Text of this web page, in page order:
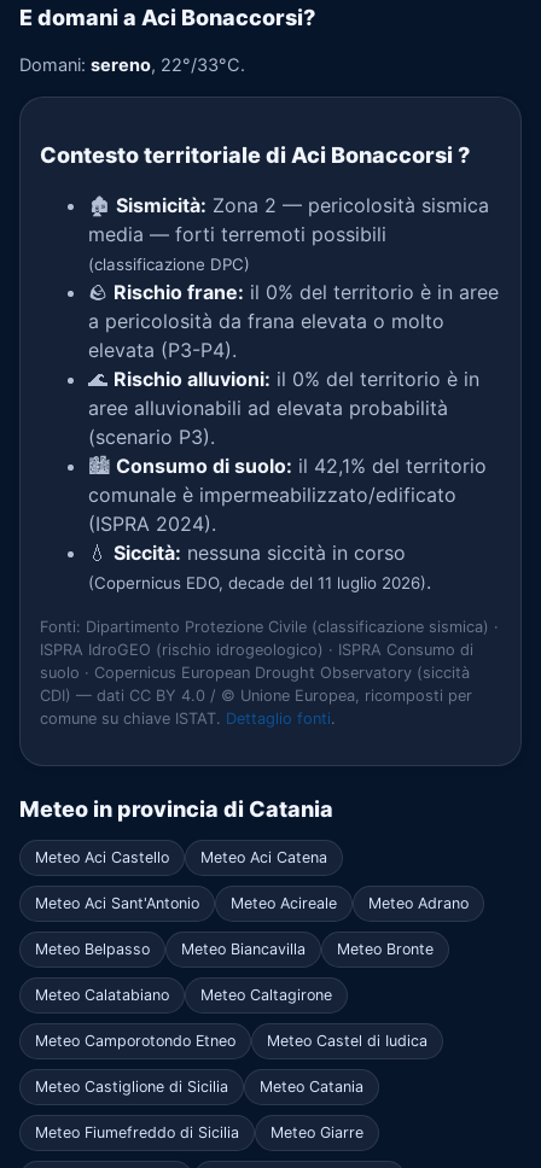
E domani a Aci Bonaccorsi?
Domani: sereno, 22°/33°C.
Contesto territoriale di Aci Bonaccorsi ?
🏚️ Sismicità: Zona 2 — pericolosità sismica
media — forti terremoti possibili
(classificazione DPC)
🪨 Rischio frane: il 0% del territorio è in aree
a pericolosità da frana elevata o molto
elevata (P3-P4).
🌊 Rischio alluvioni: il 0% del territorio è in
aree alluvionabili ad elevata probabilità
(scenario P3).
🏙️ Consumo di suolo: il 42,1% del territorio
comunale è impermeabilizzato/edificato
(ISPRA 2024).
💧 Siccità: nessuna siccità in corso
(Copernicus EDO, decade del 11 luglio 2026).
Fonti: Dipartimento Protezione Civile (classificazione sismica) ·
ISPRA IdroGEO (rischio idrogeologico) · ISPRA Consumo di
suolo · Copernicus European Drought Observatory (siccità
CDI) — dati CC BY 4.0 / © Unione Europea, ricomposti per
comune su chiave ISTAT. Dettaglio fonti.
Meteo in provincia di Catania
Meteo Aci Castello Meteo Aci Catena
Meteo Aci Sant'Antonio Meteo Acireale Meteo Adrano
Meteo Belpasso Meteo Biancavilla Meteo Bronte
Meteo Calatabiano Meteo Caltagirone
Meteo Camporotondo Etneo Meteo Castel di Iudica
Meteo Castiglione di Sicilia Meteo Catania
Meteo Fiumefreddo di Sicilia Meteo Giarre